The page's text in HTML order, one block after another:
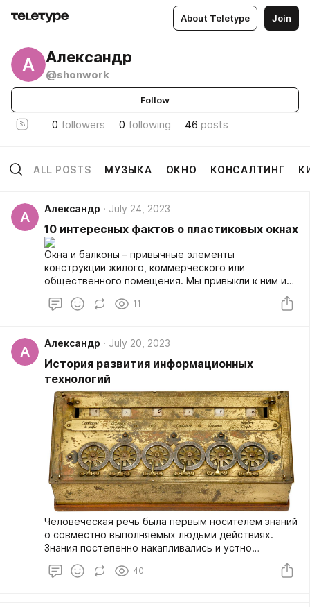
About Teletype Join
А Александр
@shonwork
Follow
0 followers 0 following 46 posts
ALL POSTS МУЗЫКА ОКНО КОНСАЛТИНГ
А
Александр July 24, 2023
10 интересных фактов о пластиковых окнах
Окна и балконы – привычные элементы
конструкции жилого, коммерческого или
общественного помещения. Мы привыкли к ним и
воспринимаем как ежедневную будничную деталь.
Между тем, и с окнами, и балконами связаны
11
А
Александр July 20, 2023
История развития информационных
технологий
Человеческая речь была первым носителем знаний
о совместно выполняемых людьми действиях.
Знания постепенно накапливались и устно
передавались от поколения к поколению. Процесс
устных рассказов получил первую
40